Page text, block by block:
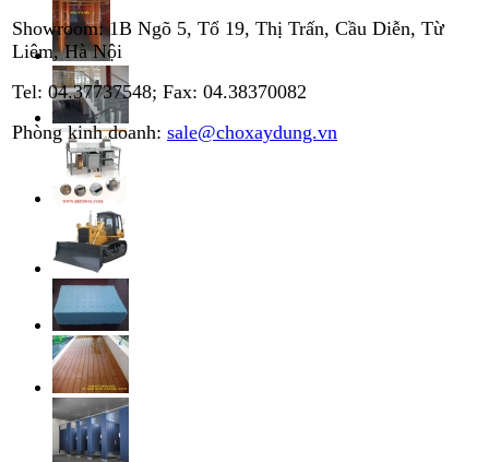
Showroom: 1B Ngõ 5, Tổ 19, Thị Trấn, Cầu Diễn, Từ
Liêm, Hà Nội
Tel: 04.37737548; Fax: 04.38370082
Phòng kinh doanh: sale@choxaydung.vn